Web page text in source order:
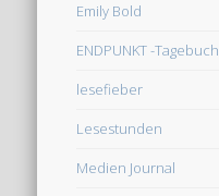
Emily Bold
ENDPUNKT -Tagebuch
lesefieber
Lesestunden
Medien Journal